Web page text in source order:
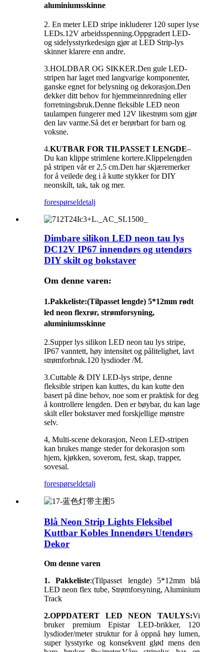
aluminiumsskinne
2. En meter LED stripe inkluderer 120 super lyse
LEDs.12V arbeidsspenning.Oppgradert LED-
og sidelysstyrkedesign gjør at LED Strip-lys
skinner klarere enn andre.
3.HOLDBAR OG SIKKER.Den gule LED-
stripen har laget med langvarige komponenter,
ganske egnet for belysning og dekorasjon.Den
dekker ditt behov for hjemmeinnredning eller
forretningsbruk.Denne fleksible LED neon
taulampen fungerer med 12V likestrøm som gjør
den lav varme.Så det er berørbart for barn og
voksne.
4.KUTBAR FOR TILPASSET LENGDE–
Du kan klippe strimlene kortere.Klippelengden
på stripen vår er 2,5 cm.Den har skjæremerker
for å veilede deg i å kutte stykker for DIY
neonskilt, tak, tak og mer.
forespørseldetalj
Dimbare silikon LED neon tau lys
DC12V IP67 innendørs og utendørs
DIY skilt og bokstaver
Om denne varen:
1.Pakkeliste:(Tilpasset lengde) 5*12mm rødt
led neon flexrør, strømforsyning,
aluminiumsskinne
2.Supper lys silikon LED neon tau lys stripe,
IP67 vanntett, høy intensitet og pålitelighet, lavt
strømforbruk.120 lysdioder /M.
3.Cuttable & DIY LED-lys stripe, denne
fleksible stripen kan kuttes, du kan kutte den
basert på dine behov, noe som er praktisk for deg
å kontrollere lengden. Den er bøybar, du kan lage
skilt eller bokstaver med forskjellige mønstre
selv.
4, Multi-scene dekorasjon, Neon LED-stripen
kan brukes mange steder for dekorasjon som
hjem, kjøkken, soverom, fest, skap, trapper,
sovesal.
forespørseldetalj
Blå Neon Strip Lights Fleksibel
Kuttbar Kobles Innendørs Utendørs
Dekor
Om denne varen
1. Pakkeliste:(Tilpasset lengde) 5*12mm blå
LED neon flex tube, Strømforsyning, Aluminium
Track
2.OPPDATERT LED NEON TAULYS:Vi
bruker premium Epistar LED-brikker, 120
lysdioder/meter struktur for å oppnå høy lumen,
super lysstyrke og konsekvent glød mens den